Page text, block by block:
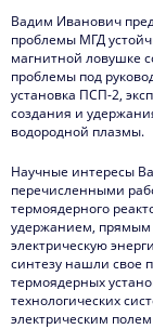
Вадим Иванович
проблемы МГД
магнитной ловушке
проблемы под
установка ПСП-2,
создания и
водородной плазмы.
Научные интересы
перечисленными
термоядерного
удержанием, прямым
электрическую
синтезу нашли свое
термоядерных
технологических
электрическим